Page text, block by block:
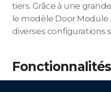
tiers. Grâce à une
le modèle Door
diverses configurations
Fonctionnalités